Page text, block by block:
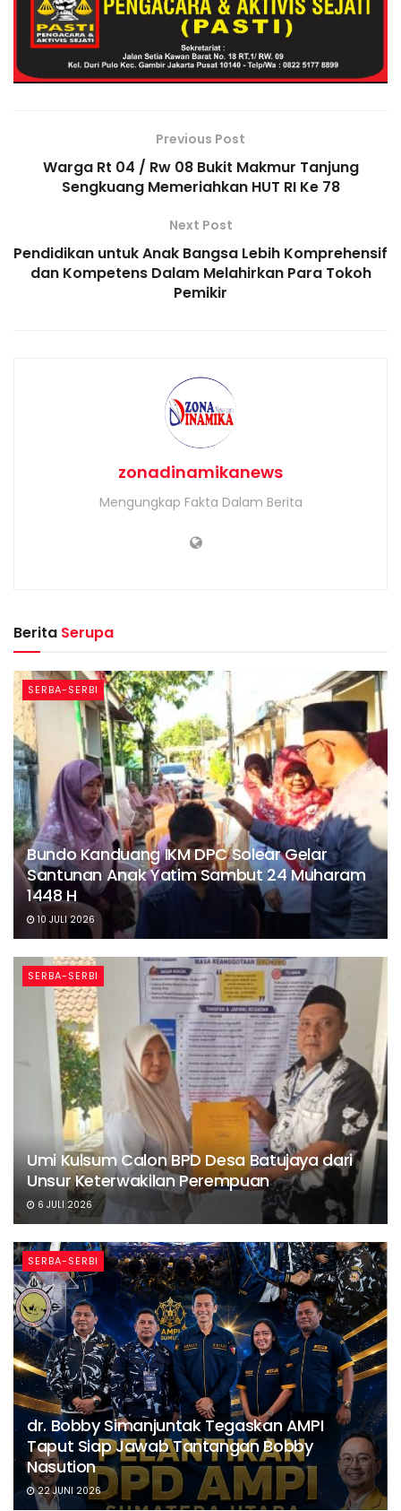
o
k
p ai
l
Previous Post
Warga Rt 04 / Rw 08 Bukit Makmur Tanjung
Sengkuang Memeriahkan HUT RI Ke 78
Next Post
Pendidikan untuk Anak Bangsa Lebih Komprehensif
dan Kompetens Dalam Melahirkan Para Tokoh
Pemikir
zonadinamikanews
Mengungkap Fakta Dalam Berita
Berita Serupa
SERBA-SERBI
Bundo Kanduang IKM DPC Solear Gelar
Santunan Anak Yatim Sambut 24 Muharam
1448 H
10 JULI 2026
SERBA-SERBI
Umi Kulsum Calon BPD Desa Batujaya dari
Unsur Keterwakilan Perempuan
6 JULI 2026
SERBA-SERBI
dr. Bobby Simanjuntak Tegaskan AMPI
Taput Siap Jawab Tantangan Bobby
Nasution
22 JUNI 2026